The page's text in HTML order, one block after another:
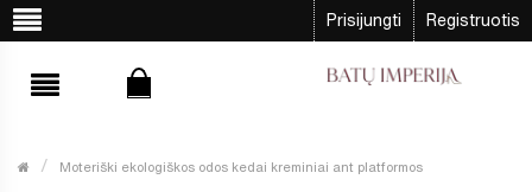
Prisijungti Registruotis
Moteriški ekologiškos odos kedai kreminiai ant platformos